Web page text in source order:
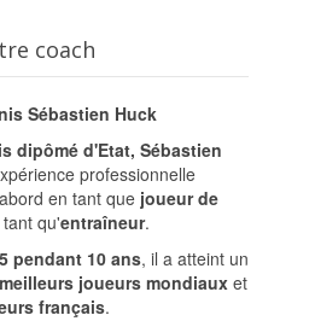
coach
dipômé d'Etat, Sébastien
professionnelle
en tant que joueur de
qu'entraîneur.
pendant 10 ans, il a atteint un
joueurs mondiauxet
français.